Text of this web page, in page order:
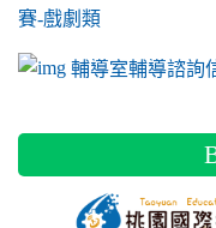
賽-戲劇類
link to https://
輔導室輔導諮詢